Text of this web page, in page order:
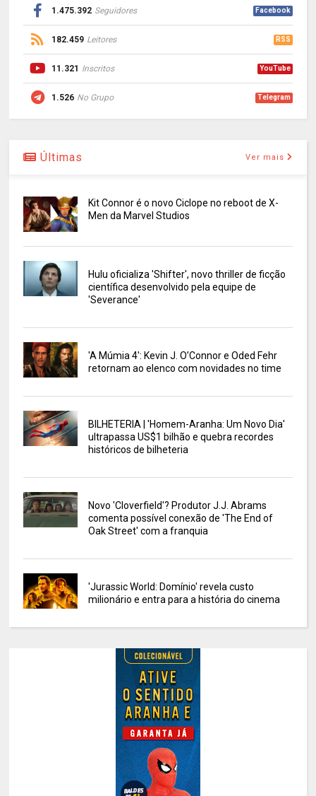
1.475.392 Seguidores Facebook
182.459 Leitores RSS
11.321 Inscritos YouTube
1.526 No Grupo Telegram
Últimas Ver mais
Kit Connor é o novo Ciclope no reboot de X-
Men da Marvel Studios
Hulu oficializa 'Shifter', novo thriller de ficção
científica desenvolvido pela equipe de
'Severance'
'A Múmia 4': Kevin J. O’Connor e Oded Fehr
retornam ao elenco com novidades no time
BILHETERIA | 'Homem-Aranha: Um Novo Dia'
ultrapassa US$1 bilhão e quebra recordes
históricos de bilheteria
Novo 'Cloverfield'? Produtor J.J. Abrams
comenta possível conexão de 'The End of
Oak Street' com a franquia
'Jurassic World: Domínio' revela custo
milionário e entra para a história do cinema